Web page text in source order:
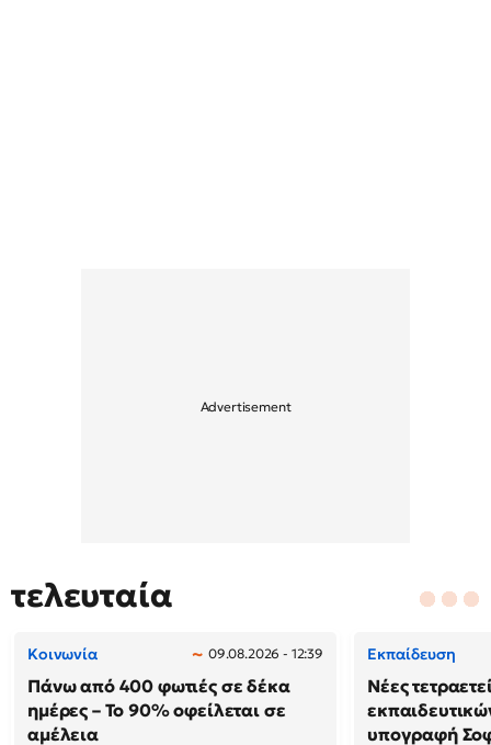
τελευταία
Κοινωνία 09.08.2026 - 12:39
Πάνω από 400 φωτιές σε δέκα
ημέρες – Το 90% οφείλεται σε
αμέλεια
Εκπαίδευση
Νέες
υπογραφή